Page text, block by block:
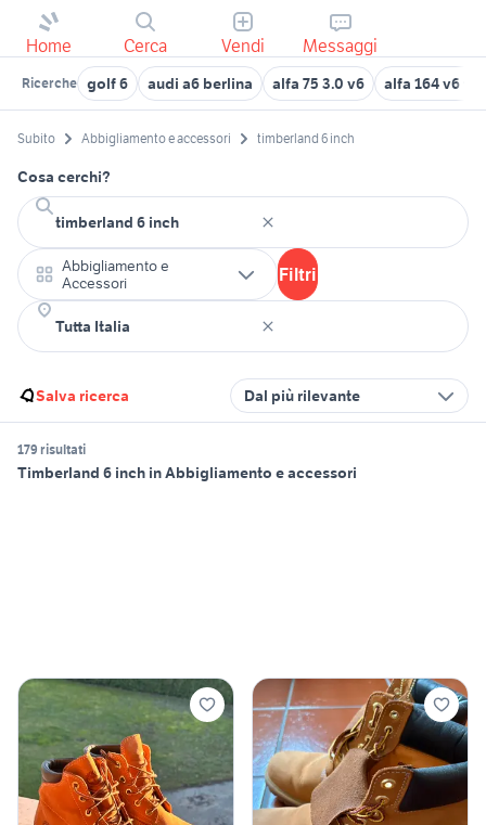
Home Cerca Vendi Messaggi
Ricerche golf 6 audi a6 berlina alfa 75 3.0 v6 alfa 164 v6
Subito Abbigliamento e accessori timberland 6 inch
Cosa cerchi?
Abbigliamento e
Accessori
Filtri
Salva ricerca Dal più rilevante
179 risultati
Timberland 6 inch in Abbigliamento e accessori